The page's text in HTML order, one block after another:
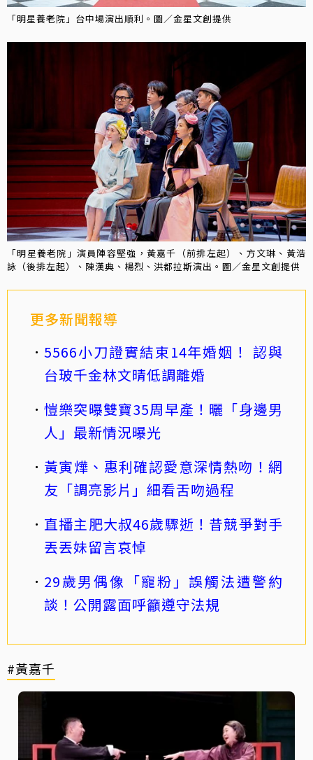
「明星養老院」台中場演出順利。圖／金星文創提供
「明星養老院」演員陣容堅強，黃嘉千（前排左起）、方文琳、黃浩
詠（後排左起）、陳漢典、楊烈、洪都拉斯演出。圖／金星文創提供
更多新聞報導
5566小刀證實結束14年婚姻！ 認與
台玻千金林文晴低調離婚
愷樂突曝雙寶35周早產！曬「身邊男
人」最新情況曝光
黃寅燁、惠利確認愛意深情熱吻！網
友「調亮影片」細看舌吻過程
直播主肥大叔46歲驟逝！昔競爭對手
丟丟妹留言哀悼
29歲男偶像「寵粉」誤觸法遭警約
談！公開露面呼籲遵守法規
#黃嘉千